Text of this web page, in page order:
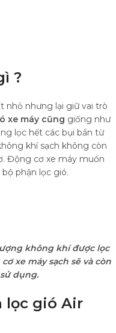
?
nhỏ nhưng lại giữ vai trò
xe máy cũng giống như
lọc hết các bụi bẩn từ
khí sạch không còn
Động cơ xe máy muốn
phận lọc gió.
không khí được lọc
xe máy sạch sẽ và còn
dụng.
lọc gió Air